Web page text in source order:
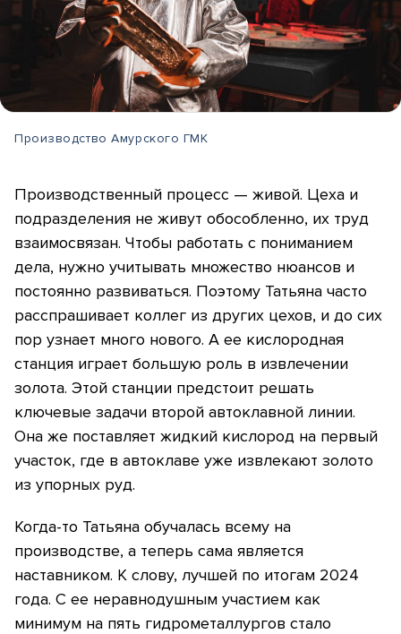
Производство Амурского ГМК
Производственный процесс — живой. Цеха и
подразделения не живут обособленно, их труд
взаимосвязан. Чтобы работать с пониманием
дела, нужно учитывать множество нюансов и
постоянно развиваться. Поэтому Татьяна часто
расспрашивает коллег из других цехов, и до сих
пор узнает много нового. А ее кислородная
станция играет большую роль в извлечении
золота. Этой станции предстоит решать
ключевые задачи второй автоклавной линии.
Она же поставляет жидкий кислород на первый
участок, где в автоклаве уже извлекают золото
из упорных руд.
Когда-то Татьяна обучалась всему на
производстве, а теперь сама является
наставником. К слову, лучшей по итогам 2024
года. С ее неравнодушным участием как
минимум на пять гидрометаллургов стало